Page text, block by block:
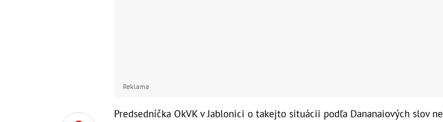
Reklama
Predsedníčka OkVK v Jablonici o takejto situácii podľa Dananaiových slov